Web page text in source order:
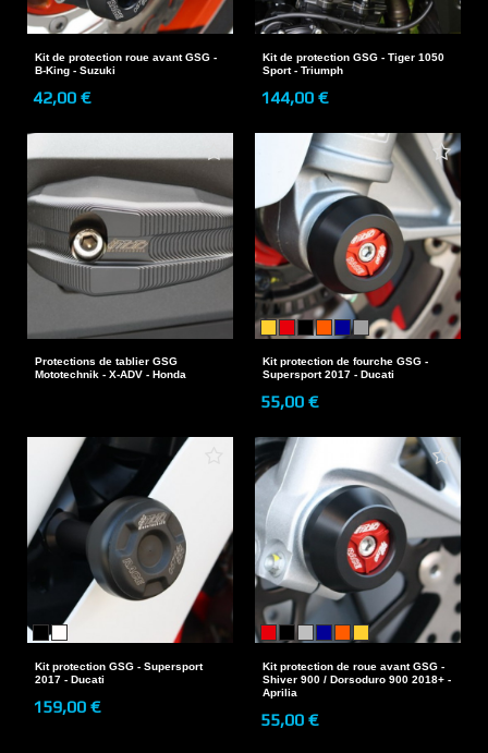
Kit de protection roue avant GSG -
B-King - Suzuki
42,00 €
Kit de protection GSG - Tiger 1050
Sport - Triumph
144,00 €
Protections de tablier GSG
Mototechnik - X-ADV - Honda
Kit protection de fourche GSG -
Supersport 2017 - Ducati
55,00 €
Kit protection GSG - Supersport
2017 - Ducati
159,00 €
Kit protection de roue avant GSG -
Shiver 900 / Dorsoduro 900 2018+ -
Aprilia
55,00 €